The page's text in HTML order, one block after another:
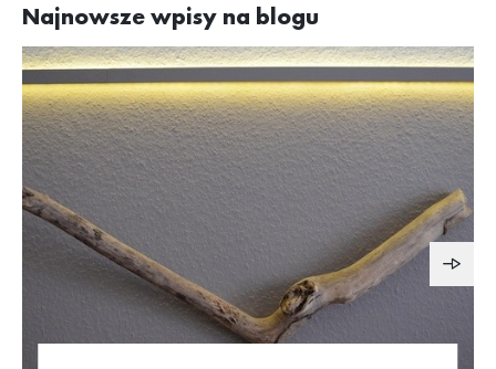
Najnowsze wpisy na blogu